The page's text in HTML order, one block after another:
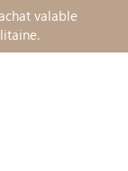
valable